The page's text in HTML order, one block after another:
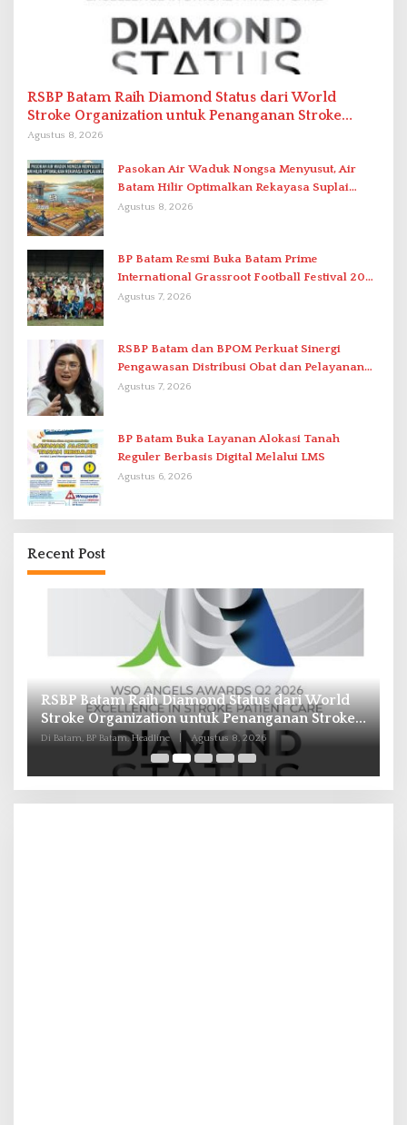
RSBP Batam Raih Diamond Status dari World
Stroke Organization untuk Penanganan Stroke
Berstandar Internasional
Agustus 8, 2026
Pasokan Air Waduk Nongsa Menyusut, Air
Batam Hilir Optimalkan Rekayasa Suplai
Antar-IPAM
Agustus 8, 2026
BP Batam Resmi Buka Batam Prime
International Grassroot Football Festival 2026
di Stadion Temenggung Abdul Jamal
Agustus 7, 2026
RSBP Batam dan BPOM Perkuat Sinergi
Pengawasan Distribusi Obat dan Pelayanan
Kefarmasian
Agustus 7, 2026
BP Batam Buka Layanan Alokasi Tanah
Reguler Berbasis Digital Melalui LMS
Agustus 6, 2026
Recent Post
Pasokan Air Waduk Nongsa Menyusut, Air
Batam Hilir Optimalkan Rekayasa Suplai Antar-
IPAM
Di Batam, BP Batam, Headline Agustus 8, 2026